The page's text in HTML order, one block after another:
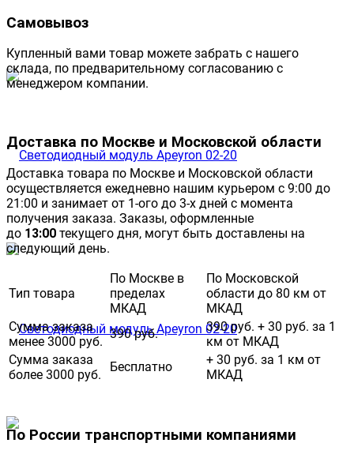
Самовывоз
Купленный вами товар можете забрать с нашего
склада, по предварительному согласованию с
менеджером компании.
Доставка по Москве и Московской области
Доставка товара по Москве и Московской области
осуществляется ежедневно нашим курьером с 9:00 до
21:00 и занимает от 1-ого до 3-х дней с момента
получения заказа. Заказы, оформленные
до 13:00 текущего дня, могут быть доставлены на
следующий день.
Тип товара
По Москве в
пределах
МКАД
По Московской
области до 80 км от
МКАД
Сумма заказа
менее 3000 руб.
390 руб.
390 руб. + 30 руб. за 1
км от МКАД
Сумма заказа
более 3000 руб.
Бесплатно
+ 30 руб. за 1 км от
МКАД
По России транспортными компаниями